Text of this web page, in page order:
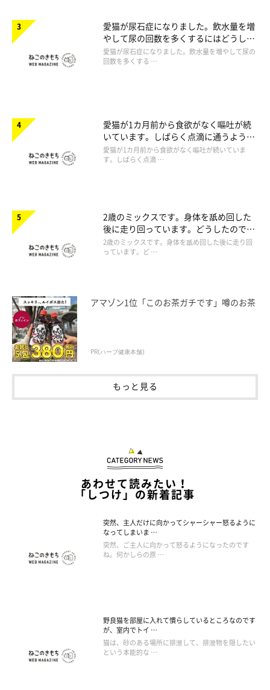
愛猫が尿石症になりました。飲水量を増
やして尿の回数を多くするにはどうした
らいいですか。
愛猫が尿石症になりました。飲水量を増やして尿の
回数を多くする …
愛猫が1カ月前から食欲がなく嘔吐が続
いています。しばらく点滴に通うように
言われたのですが心配です。
愛猫が1カ月前から食欲がなく嘔吐が続いていま
す。しばらく点滴 …
2歳のミックスです。身体を舐め回した
後に走り回っています。どうしたのでし
ょうか。
2歳のミックスです。身体を舐め回した後に走り回
っています。ど …
アマゾン1位「このお茶ガチです」噂のお茶
PR(ハーブ健康本舗)
もっと見る
あわせて読みたい！
「しつけ」の新着記事
突然、主人だけに向かってシャーシャー怒るように
なってしまいま …
突然、ご主人に向かって怒るようになったのです
ね。何かしらの原 …
野良猫を部屋に入れて慣らしているところなのです
が、室内でトイ …
猫は、砂のある場所に排泄して、排泄物を隠したい
という本能的な …